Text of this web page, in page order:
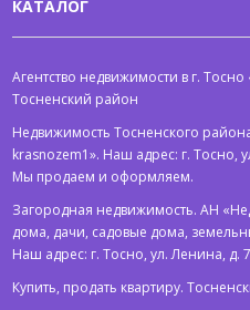
КАТАЛОГ
Агентство недвижимости в г.
Тосненский район
Недвижимость Тосненского
krasnozem1». Наш адрес: г. Тосно,
Мы продаем и оформляем.
Загородная недвижимость. АН
дома, дачи, садовые дома,
Наш адрес: г. Тосно, ул. Ленина, д.
Купить, продать квартиру.